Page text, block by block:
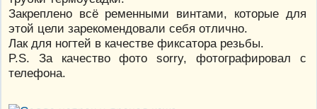
Закреплено всё ременными винтами, которые для
этой цели зарекомендовали себя отлично.
Лак для ногтей в качестве фиксатора резьбы.
P.S. За качество фото sorry, фотографировал с
телефона.